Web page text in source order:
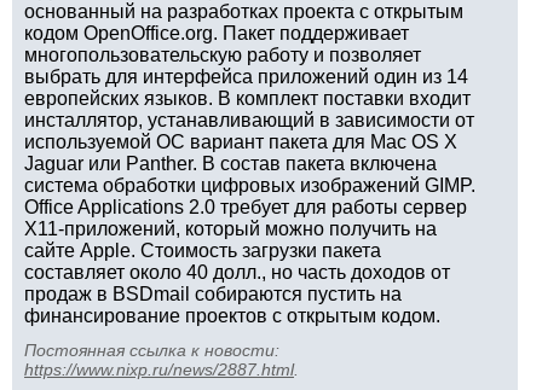
основанный на разработках проекта с открытым
кодом OpenOffice.org. Пакет поддерживает
многопользовательскую работу и позволяет
выбрать для интерфейса приложений один из 14
европейских языков. В комплект поставки входит
инсталлятор, устанавливающий в зависимости от
используемой ОС вариант пакета для Mac OS X
Jaguar или Panther. В состав пакета включена
система обработки цифровых изображений GIMP.
Office Applications 2.0 требует для работы сервер
X11-приложений, который можно получить на
сайте Apple. Стоимость загрузки пакета
составляет около 40 долл., но часть доходов от
продаж в BSDmail собираются пустить на
финансирование проектов с открытым кодом.
Постоянная ссылка к новости:
https://www.nixp.ru/news/2887.html.